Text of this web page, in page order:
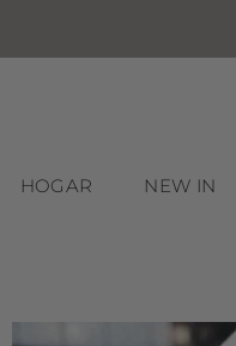
HOGAR NEW IN